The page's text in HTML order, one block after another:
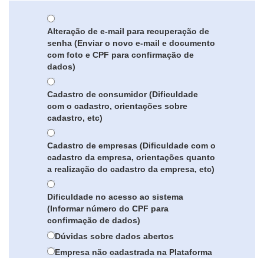
Alteração de e-mail para recuperação de
senha (Enviar o novo e-mail e documento
com foto e CPF para confirmação de
dados)
Cadastro de consumidor (Dificuldade
com o cadastro, orientações sobre
cadastro, etc)
Cadastro de empresas (Dificuldade com o
cadastro da empresa, orientações quanto
a realização do cadastro da empresa, etc)
Dificuldade no acesso ao sistema
(Informar número do CPF para
confirmação de dados)
Dúvidas sobre dados abertos
Empresa não cadastrada na Plataforma